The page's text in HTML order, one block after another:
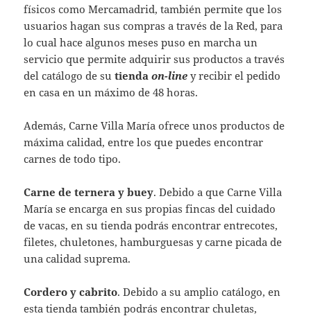
físicos como Mercamadrid, también permite que los
usuarios hagan sus compras a través de la Red, para
lo cual hace algunos meses puso en marcha un
servicio que permite adquirir sus productos a través
del catálogo de sutiendaon-line y recibir el pedido
en casa en un máximo de 48 horas.
Además, Carne Villa María ofrece unos productos de
máxima calidad, entre los que puedes encontrar
carnes de todo tipo.
Carne de ternera y buey. Debido a que Carne Villa
María se encarga en sus propias fincas del cuidado
de vacas, en su tienda podrás encontrar entrecotes,
filetes, chuletones, hamburguesas y carne picada de
una calidad suprema.
Cordero y cabrito. Debido a su amplio catálogo, en
esta tienda también podrás encontrar chuletas,